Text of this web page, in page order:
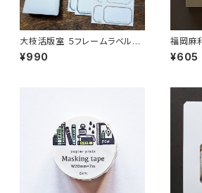
大枝活版室 ５フレームラベルブ
ック ブロンズ＆ダークブルーL
B010
¥990
福岡麻
メモ
¥605